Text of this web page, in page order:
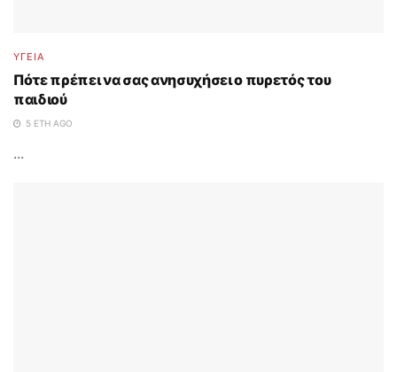
ΥΓΕΙΑ
Πότε πρέπει να σας ανησυχήσει ο πυρετός του
παιδιού
5 ΈΤΗ AGO
...